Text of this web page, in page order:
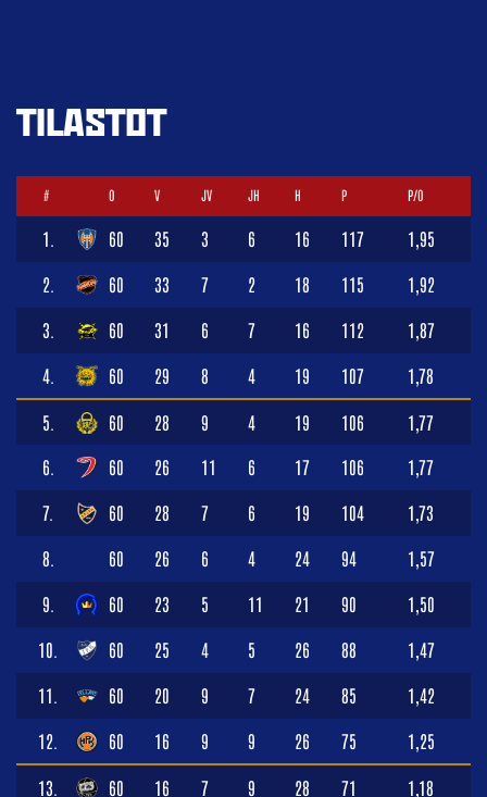
TILASTOT
# O V JV JH H P P/O
1. 60 35 3 6 16 117 1,95
2. 60 33 7 2 18 115 1,92
3. 60 31 6 7 16 112 1,87
4. 60 29 8 4 19 107 1,78
5. 60 28 9 4 19 106 1,77
6. 60 26 11 6 17 106 1,77
7. 60 28 7 6 19 104 1,73
8. 60 26 6 4 24 94 1,57
9. 60 23 5 11 21 90 1,50
10. 60 25 4 5 26 88 1,47
11. 60 20 9 7 24 85 1,42
12. 60 16 9 9 26 75 1,25
13. 60 16 7 9 28 71 1,18